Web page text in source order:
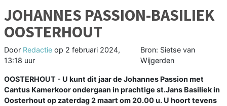
JOHANNES PASSION-BASILIEK
OOSTERHOUT
Door Redactie op 2 februari 2024,
13:18 uur
Bron: Sietse van
Wijgerden
OOSTERHOUT - U kunt dit jaar de Johannes Passion met
Cantus Kamerkoor ondergaan in prachtige st.Jans Basiliek in
Oosterhout op zaterdag 2 maart om 20.00 u. U hoort tevens